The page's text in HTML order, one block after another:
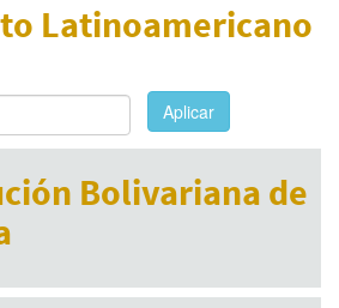
Latinoamericano
Aplicar
Bolivariana de